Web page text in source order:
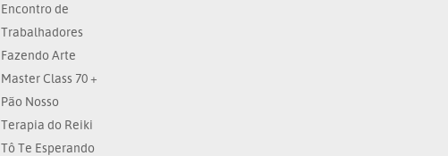
Encontro de
Trabalhadores
Fazendo Arte
Master Class 70 +
Pão Nosso
Terapia do Reiki
Tô Te Esperando